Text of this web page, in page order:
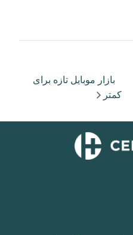
بازار موبایل تازه برای
کمتر